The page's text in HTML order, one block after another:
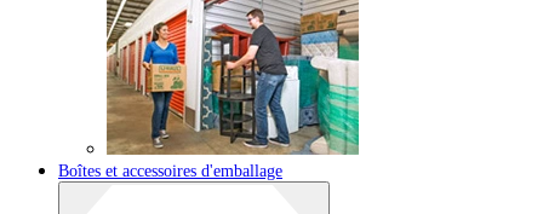
Boîtes et accessoires d'emballage